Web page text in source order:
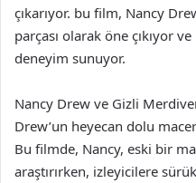
çıkarıyor. bu film, Nancy
parçası olarak öne çıkıyor
deneyim sunuyor.
Nancy Drew ve Gizli
Drew’un heyecan dolu
Bu filmde, Nancy, eski bir
araştırırken, izleyicilere